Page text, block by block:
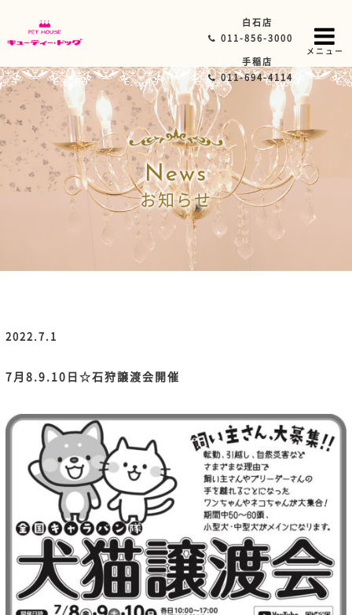
白石店
011-856-3000
手稲店
011-694-4114
メニュー
News
お知らせ
2022.7.1
7月8.9.10日☆石狩譲渡会開催